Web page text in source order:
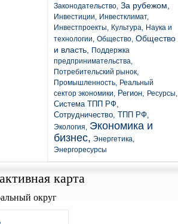
Законодательство, За рубежом,
Инвестиции, Инвестклимат,
Инвестпроекты, Культура, Наука и
технологии, Общество, Общество
и власть,
Поддержка
предпринимательства,
Потребительский рынок,
Промышленность, Реальный
сектор экономики, Регион, Ресурсы,
Система ТПП РФ,
Сотрудничество, ТПП РФ,
Экология, Экономика и
бизнес, Энергетика,
Энергоресурсы
карта
округ